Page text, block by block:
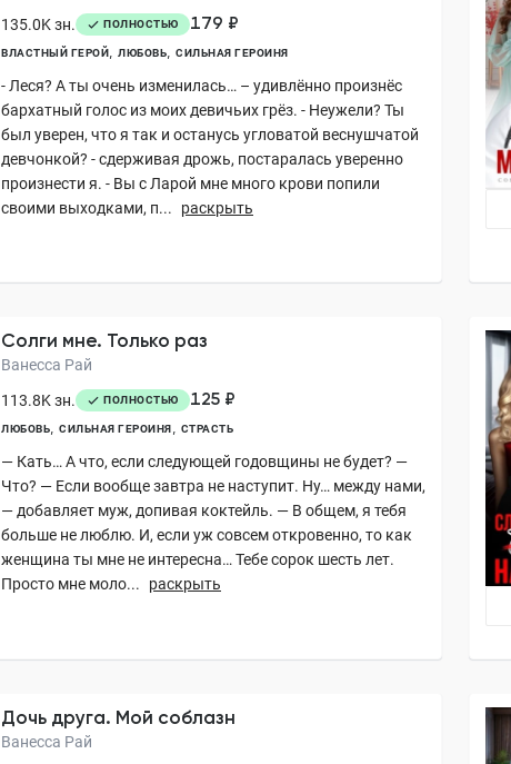
135.0K зн.
ПОЛНОСТЬЮ 179 ₽
ВЛАСТНЫЙ ГЕРОЙ ЛЮБОВЬ СИЛЬНАЯ ГЕРОИНЯ
- Леся? А ты очень изменилась… – удивлённо произнёс
бархатный голос из моих девичьих грёз. - Неужели? Ты
был уверен, что я так и останусь угловатой веснушчатой
девчонкой? - сдерживая дрожь, постаралась уверенно
произнести я. - Вы с Ларой мне много крови попили
своими выходками, п...
раскрыть
Солги мне. Только раз
Ванесса Рай
113.8K зн.
ПОЛНОСТЬЮ 125 ₽
ЛЮБОВЬ СИЛЬНАЯ ГЕРОИНЯ СТРАСТЬ
— Кать… А что, если следующей годовщины не будет? —
Что? — Если вообще завтра не наступит. Ну… между нами,
— добавляет муж, допивая коктейль. — В общем, я тебя
больше не люблю. И, если уж совсем откровенно, то как
женщина ты мне не интересна… Тебе сорок шесть лет.
Просто мне моло...
раскрыть
Дочь друга. Мой соблазн
Ванесса Рай